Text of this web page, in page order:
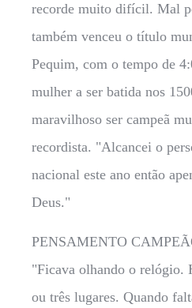
recorde muito difícil. Mal
também venceu o título
Pequim, com o tempo de
mulher a ser batida nos
maravilhoso ser campeã
recordista. "Alcancei o
nacional este ano então
Deus."
PENSAMENTO
"Ficava olhando o relógio.
ou três lugares. Quando